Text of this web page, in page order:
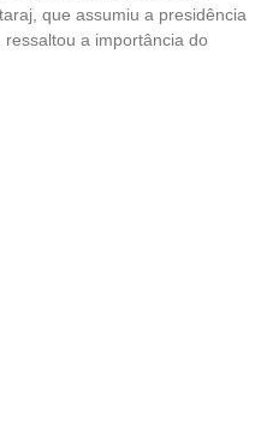
que assumiu a presidência
a importância do